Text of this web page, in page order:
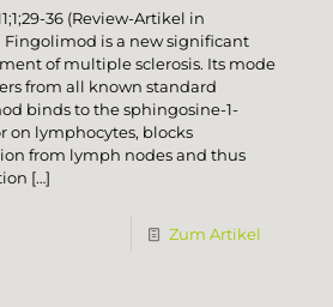
36 (Review-Artikel in
Fingolimod is a new significant
of multiple sclerosis. Its mode
from all known standard
binds to the sphingosine-1-
on lymphocytes, blocks
from lymph nodes and thus
[…]
Zum Artikel